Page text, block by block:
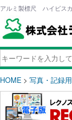
アルミ製標尺 ハイビス
HOME > 写真・記録